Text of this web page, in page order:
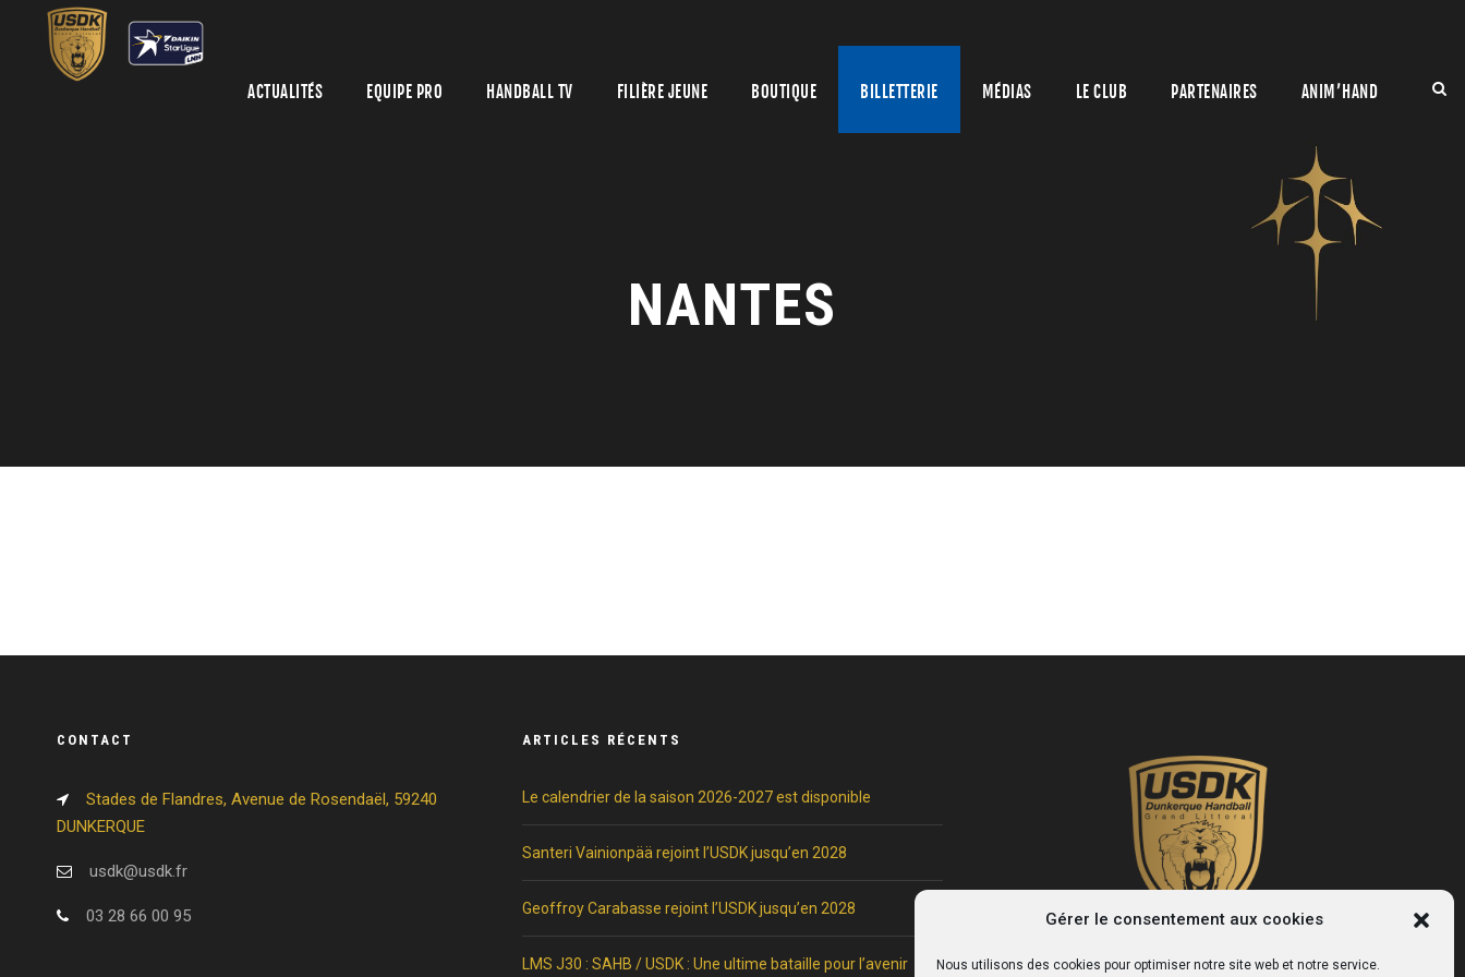
Gérer le consentement aux cookies
Nous utilisons des cookies pour optimiser notre site web et notre service.
ACTUALITÉS EQUIPE PRO HANDBALL TV FILIÈRE JEUNE BOUTIQUE BILLETTERIE MÉDIAS LE CLUB PARTENAIRES ANIM’HAND
NANTES
CONTACT
Stades de Flandres, Avenue de Rosendaël, 59240
DUNKERQUE
usdk@usdk.fr
03 28 66 00 95
ARTICLES RÉCENTS
Le calendrier de la saison 2026-2027 est disponible
Santeri Vainionpää rejoint l’USDK jusqu’en 2028
Geoffroy Carabasse rejoint l’USDK jusqu’en 2028
LMS J30 : SAHB / USDK : Une ultime bataille pour l’avenir